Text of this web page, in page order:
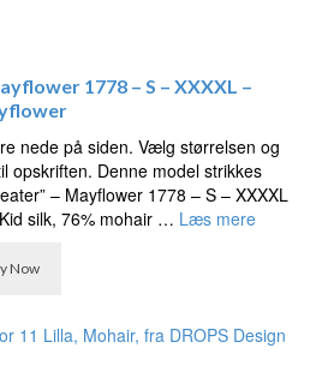
1778 – S – XXXXL –
nede på siden. Vælg størrelsen og
opskriften. Denne model strikkes
– Mayflower 1778 – S – XXXXL
silk, 76% mohair … Læs mere
Now